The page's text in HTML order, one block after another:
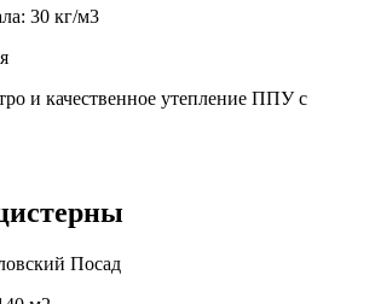
30 кг/м3
и качественное утепление ППУ с
Посад